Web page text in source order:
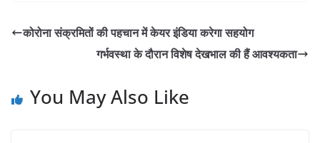
s
p
e
o
er l y
Li
k
e
कोरोना संक्रमितों की पहचान में केयर इंडिया करेगा सहयोग
गर्भवस्था के दौरान विशेष देखभाल की हैं आवश्यकता
You May Also Like